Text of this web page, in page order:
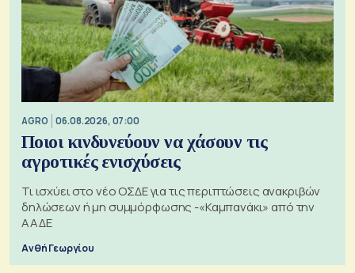
AGRO 06.08.2026, 07:00
Ποιοι κινδυνεύουν να χάσουν τις
αγροτικές ενισχύσεις
Τι ισχύει στο νέο ΟΣΔΕ για τις περιπτώσεις ανακριβών
δηλώσεων ή μη συμμόρφωσης -«Καμπανάκι» από την
ΑΑΔΕ
Ανθή Γεωργίου